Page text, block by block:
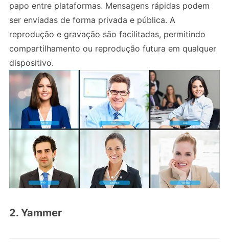
papo entre plataformas. Mensagens rápidas podem
ser enviadas de forma privada e pública. A
reprodução e gravação são facilitadas, permitindo
compartilhamento ou reprodução futura em qualquer
dispositivo.
2. Yammer